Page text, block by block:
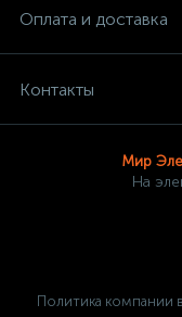
Оплата и доставка
Контакты
Мир
На
Политика компании